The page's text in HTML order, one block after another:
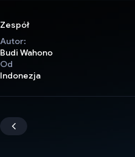
Zespół
Autor:
Budi Wahono
Od
Indonezja